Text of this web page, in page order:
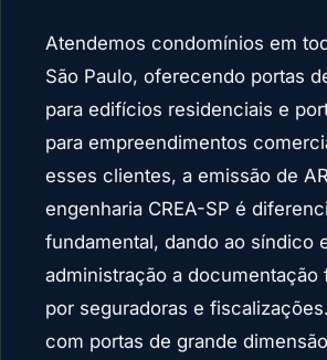
Atendemos condomínios em
São Paulo, oferecendo portas
para edifícios residenciais e
para empreendimentos
esses clientes, a emissão de
engenharia CREA-SP é
fundamental, dando ao síndico
administração a documentação
por seguradoras e
com portas de grande